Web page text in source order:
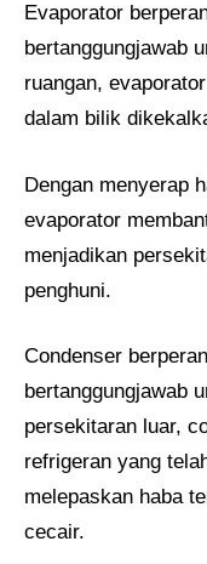
Evaporator
bertanggungjawab
ruangan,
dalam bilik
Dengan menyerap
evaporator
menjadikan
penghuni.
Condenser
bertanggungjawab
persekitaran luar,
refrigeran yang
melepaskan haba
cecair.